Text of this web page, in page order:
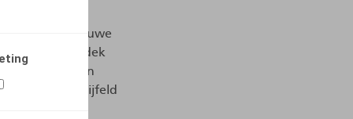
onze nagelnieuwe
of op het dek
Koolputten en
staat. Ongetwijfeld